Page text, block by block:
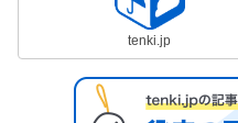
tenki.jp